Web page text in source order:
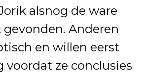
alsnog de ware
Anderen
en willen eerst
voordat ze conclusies